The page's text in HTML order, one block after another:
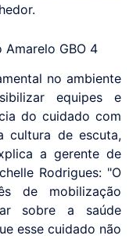
no ambiente
equipes e
do cuidado com
cultura de escuta,
a gerente de
Rodrigues: "O
de mobilização
sobre a saúde
esse cuidado não